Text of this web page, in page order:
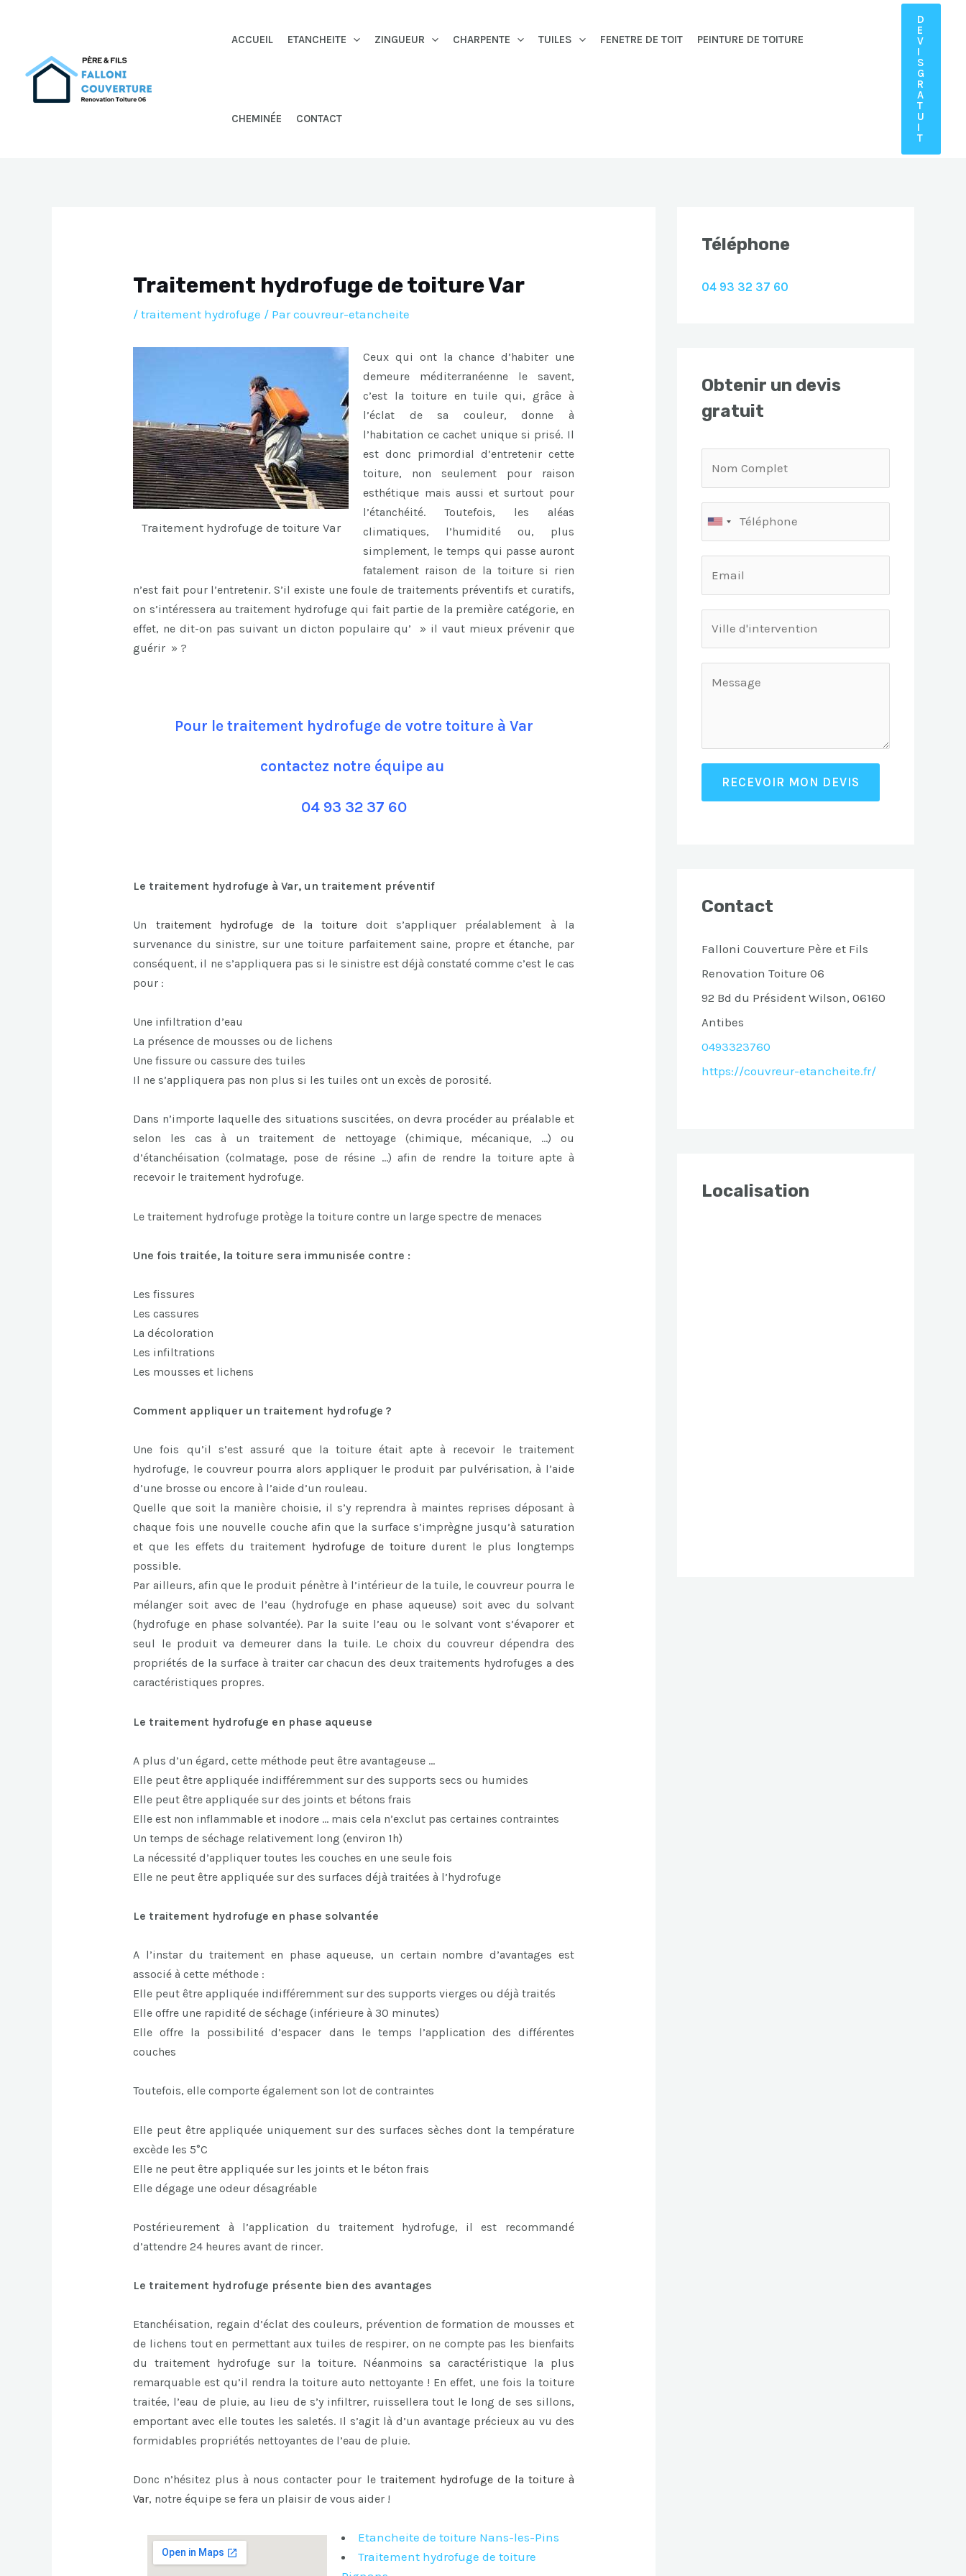
ACCUEIL ETANCHEITE ZINGUEUR CHARPENTE TUILES FENETRE DE TOIT PEINTURE DE TOITURE
CHEMINÉE CONTACT
D
E
V
I
S
G
R
A
T
U
I
T
Traitement hydrofuge de toiture Var
/traitement hydrofuge / Parcouvreur-etancheite
Traitement hydrofuge de toiture Var
Ceux qui ont la chance d’habiter une
demeure méditerranéenne le savent,
c’est la toiture en tuile qui, grâce à
l’éclat de sa couleur, donne à
l’habitation ce cachet unique si prisé. Il
est donc primordial d’entretenir cette
toiture, non seulement pour raison
esthétique mais aussi et surtout pour
l’étanchéité. Toutefois, les aléas
climatiques, l’humidité ou, plus
simplement, le temps qui passe auront
fatalement raison de la toiture si rien
n’est fait pour l’entretenir. S’il existe une foule de traitements préventifs et curatifs,
on s’intéressera au traitement hydrofuge qui fait partie de la première catégorie, en
effet, ne dit-on pas suivant un dicton populaire qu’ » il vaut mieux prévenir que
guérir » ?
Pour le traitement hydrofuge de votre toiture à Var
contactez notre équipe au
04 93 32 37 60
Le traitement hydrofuge à Var, un traitement préventif
Un traitement hydrofuge de la toiture
doit s’appliquer préalablement à la
survenance du sinistre, sur une toiture parfaitement saine, propre et étanche, par
conséquent, il ne s’appliquera pas si le sinistre est déjà constaté comme c’est le cas
pour :
Une infiltration d’eau
La présence de mousses ou de lichens
Une fissure ou cassure des tuiles
Il ne s’appliquera pas non plus si les tuiles ont un excès de porosité.
Dans n’importe laquelle des situations suscitées, on devra procéder au préalable et
selon les cas à un traitement de nettoyage (chimique, mécanique, …) ou
d’étanchéisation (colmatage, pose de résine …) afin de rendre la toiture apte à
recevoir le traitement hydrofuge.
Le traitement hydrofuge protège la toiture contre un large spectre de menaces
Une fois traitée, la toiture sera immunisée contre :
Les fissures
Les cassures
La décoloration
Les infiltrations
Les mousses et lichens
Comment appliquer un traitement hydrofuge ?
Une fois qu’il s’est assuré que la toiture était apte à recevoir le traitement
hydrofuge, le couvreur pourra alors appliquer le produit par pulvérisation, à l’aide
d’une brosse ou encore à l’aide d’un rouleau.
Quelle que soit la manière choisie, il s’y reprendra à maintes reprises déposant à
chaque fois une nouvelle couche afin que la surface s’imprègne jusqu’à saturation
et que les effets du traitement hydrofuge de toiture durent le plus longtemps
possible.
Par ailleurs, afin que le produit pénètre à l’intérieur de la tuile, le couvreur pourra le
mélanger soit avec de l’eau (hydrofuge en phase aqueuse) soit avec du solvant
(hydrofuge en phase solvantée). Par la suite l’eau ou le solvant vont s’évaporer et
seul le produit va demeurer dans la tuile. Le choix du couvreur dépendra des
propriétés de la surface à traiter car chacun des deux traitements hydrofuges a des
caractéristiques propres.
Le traitement hydrofuge en phase aqueuse
A plus d’un égard, cette méthode peut être avantageuse …
Elle peut être appliquée indifféremment sur des supports secs ou humides
Elle peut être appliquée sur des joints et bétons frais
Elle est non inflammable et inodore … mais cela n’exclut pas certaines contraintes
Un temps de séchage relativement long (environ 1h)
La nécessité d’appliquer toutes les couches en une seule fois
Elle ne peut être appliquée sur des surfaces déjà traitées à l’hydrofuge
Le traitement hydrofuge en phase solvantée
A l’instar du traitement en phase aqueuse, un certain nombre d’avantages est
associé à cette méthode :
Elle peut être appliquée indifféremment sur des supports vierges ou déjà traités
Elle offre une rapidité de séchage (inférieure à 30 minutes)
Elle offre la possibilité d’espacer dans le temps l’application des différentes
couches
Toutefois, elle comporte également son lot de contraintes
Elle peut être appliquée uniquement sur des surfaces sèches dont la température
excède les 5°C
Elle ne peut être appliquée sur les joints et le béton frais
Elle dégage une odeur désagréable
Postérieurement à l’application du traitement hydrofuge, il est recommandé
d’attendre 24 heures avant de rincer.
Le traitement hydrofuge présente bien des avantages
Etanchéisation, regain d’éclat des couleurs, prévention de formation de mousses et
de lichens tout en permettant aux tuiles de respirer, on ne compte pas les bienfaits
du traitement hydrofuge sur la toiture. Néanmoins sa caractéristique la plus
remarquable est qu’il rendra la toiture auto nettoyante ! En effet, une fois la toiture
traitée, l’eau de pluie, au lieu de s’y infiltrer, ruissellera tout le long de ses sillons,
emportant avec elle toutes les saletés. Il s’agit là d’un avantage précieux au vu des
formidables propriétés nettoyantes de l’eau de pluie.
Donc n’hésitez plus à nous contacter pour le traitement hydrofuge de la toiture à
Var, notre équipe se fera un plaisir de vous aider !
Etancheite de toiture Nans-les-Pins
Traitement hydrofuge de toiture
Téléphone
04 93 32 37 60
Obtenir un devis
gratuit
RECEVOIR MON DEVIS
Contact
Falloni Couverture Père et Fils
Renovation Toiture 06
92 Bd du Président Wilson, 06160
Antibes
0493323760
https://couvreur-etancheite.fr/
Localisation